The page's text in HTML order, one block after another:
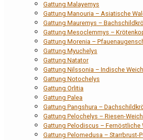
Gattung Malayemys
Gattung Manouria – Asiatische
Gattung Mauremys –
Gattung Mesoclemmys –
Gattung Morenia –
Gattung Myuchelys
Gattung Natator
Gattung Nilssonia – Indische
Gattung Notochelys
Gattung Orlitia
Gattung Palea
Gattung Pangshura –
Gattung Pelochelys – Riesen-
Gattung Pelodiscus – Fernöstliche
Gattung Pelomedusa – Starrbrust-